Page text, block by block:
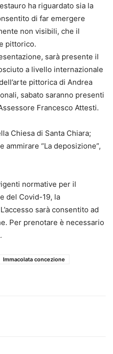
ha riguardato sia la
di far emergere
non visibili, che il
pittorico.
sarà presente il
a livello internazionale
pittorica di Andrea
sabato saranno presenti
Francesco Attesti.
Chiesa di Santa Chiara;
ammirare “La deposizione”,
normative per il
del Covid-19, la
sarà consentito ad
Per prenotare è necessario
Immacolata concezione